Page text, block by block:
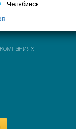
Челябинск